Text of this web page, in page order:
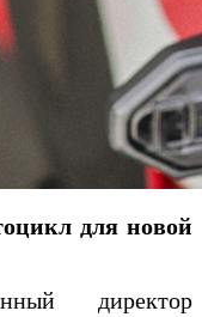
для новой
директор